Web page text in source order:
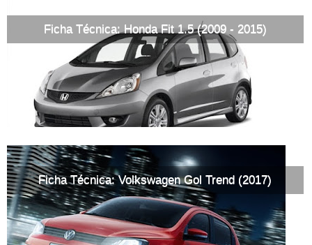
Ficha Técnica: Honda Fit 1.5 (2009 - 2015)
Ficha Técnica: Volkswagen Gol Trend (2017)